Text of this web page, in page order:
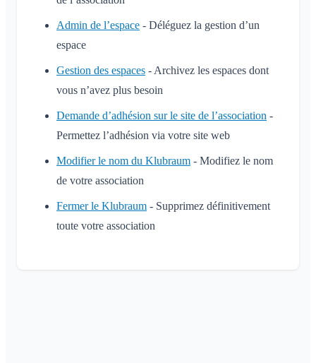
Admin de l’espace - Déléguez la gestion d’un
espace
Gestion des espaces - Archivez les espaces dont
vous n’avez plus besoin
Demande d’adhésion sur le site de l’association -
Permettez l’adhésion via votre site web
Modifier le nom du Klubraum - Modifiez le nom
de votre association
Fermer le Klubraum - Supprimez définitivement
toute votre association